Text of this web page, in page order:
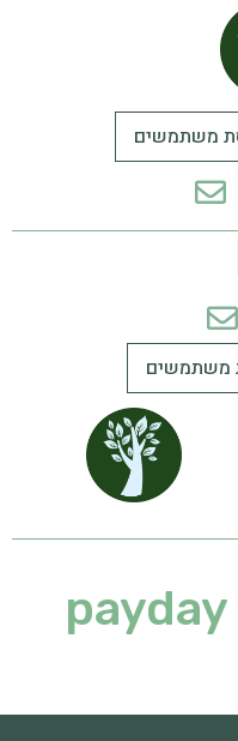
משתמשים
משתמשים
payday